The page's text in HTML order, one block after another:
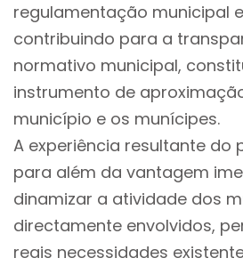
regulamentação municipal
contribuindo para a
normativo municipal,
instrumento de
município e os munícipes.
A experiência resultante do
para além da vantagem
dinamizar a atividade dos
directamente envolvidos,
reais necessidades